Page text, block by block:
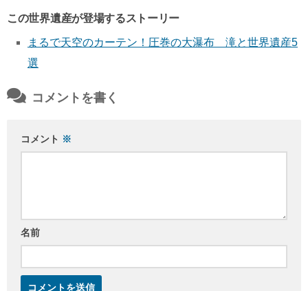
この世界遺産が登場するストーリー
まるで天空のカーテン！圧巻の大瀑布 滝と世界遺産5
選
コメントを書く
コメント ※
名前